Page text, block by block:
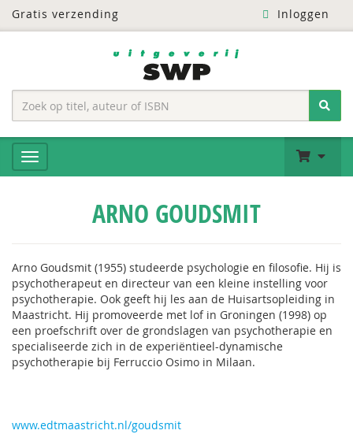
Gratis verzending Inloggen
ARNO GOUDSMIT
Arno Goudsmit (1955) studeerde psychologie en filosofie. Hij is
psychotherapeut en directeur van een kleine instelling voor
psychotherapie. Ook geeft hij les aan de Huisartsopleiding in
Maastricht. Hij promoveerde met lof in Groningen (1998) op
een proefschrift over de grondslagen van psychotherapie en
specialiseerde zich in de experiëntieel-dynamische
psychotherapie bij Ferruccio Osimo in Milaan.
www.edtmaastricht.nl/goudsmit